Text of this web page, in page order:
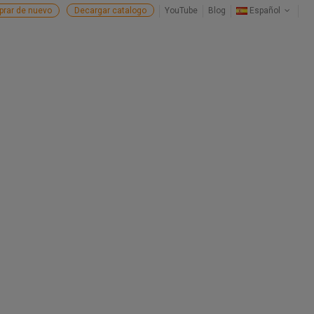
Español
Blog
YouTube
Decargar catalogo
de nuevo